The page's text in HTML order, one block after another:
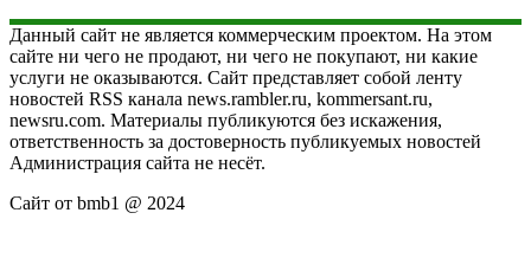
Данный сайт не является коммерческим проектом. На этом
сайте ни чего не продают, ни чего не покупают, ни какие
услуги не оказываются. Сайт представляет собой ленту
новостей RSS канала news.rambler.ru, kommersant.ru,
newsru.com. Материалы публикуются без искажения,
ответственность за достоверность публикуемых новостей
Администрация сайта не несёт.
Сайт от bmb1 @ 2024